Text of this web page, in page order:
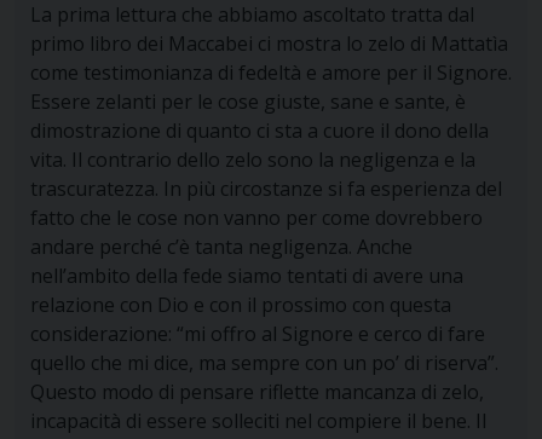
La prima lettura che abbiamo ascoltato tratta dal
primo libro dei Maccabei ci mostra lo zelo di Mattatìa
come testimonianza di fedeltà e amore per il Signore.
Essere zelanti per le cose giuste, sane e sante, è
dimostrazione di quanto ci sta a cuore il dono della
vita. Il contrario dello zelo sono la negligenza e la
trascuratezza. In più circostanze si fa esperienza del
fatto che le cose non vanno per come dovrebbero
andare perché c’è tanta negligenza. Anche
nell’ambito della fede siamo tentati di avere una
relazione con Dio e con il prossimo con questa
considerazione: “mi offro al Signore e cerco di fare
quello che mi dice, ma sempre con un po’ di riserva”.
Questo modo di pensare riflette mancanza di zelo,
incapacità di essere solleciti nel compiere il bene. Il